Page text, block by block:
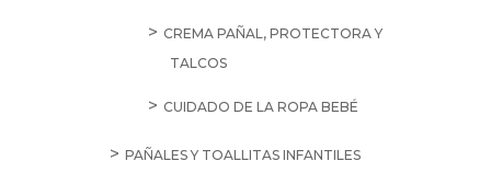
CREMA PAÑAL, PROTECTORA Y
TALCOS
CUIDADO DE LA ROPA BEBÉ
PAÑALES Y TOALLITAS INFANTILES